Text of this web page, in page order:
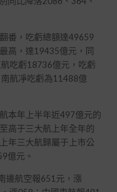
，吃虧總額達49659
高，達19435億元，同
吃虧18736億元，吃虧
航凈吃虧為11488億
年上半年近497億元的
高于三大航上年全年的
年三大航歸屬于上市公
億元。
航空報651元，漲